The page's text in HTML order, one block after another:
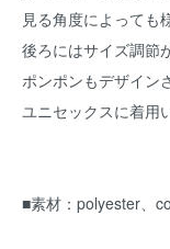
見る角度によっても
後ろにはサイズ調節
ポンポンもデザイン
ユニセックスに着用
■素材：polyester、